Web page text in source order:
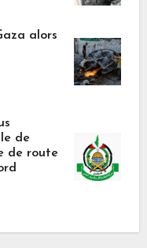
alors
de
de route